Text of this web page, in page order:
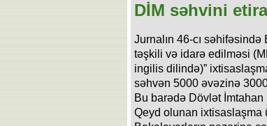
DİM səhvini
Jurnalın 46-cı
təşkili və idarə edilməsi
ingilis dilində)”
səhvən 5000 əvəzinə
Bu barədə Dövlət
Qeyd olunan ixtisaslaşma